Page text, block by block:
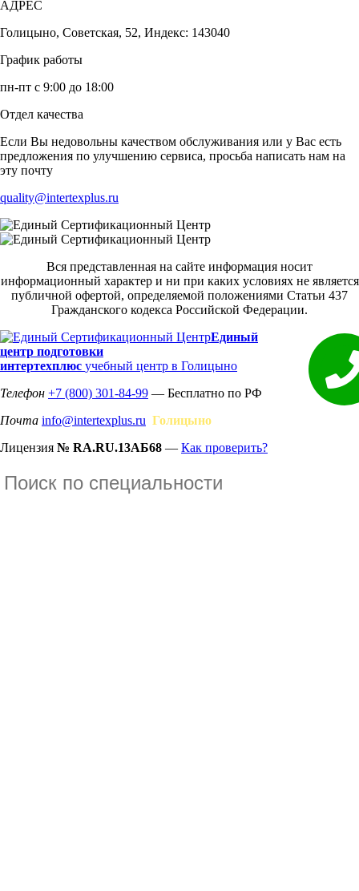
АДРЕС
Голицыно, Советская, 52, Индекс: 143040
График работы
пн-пт с 9:00 до 18:00
Отдел качества
Если Вы недовольны качеством обслуживания или у Вас есть
предложения по улучшению сервиса, просьба написать нам на
эту почту
quality@intertexplus.ru
Вся представленная на сайте информация носит
информационный характер и ни при каких условиях не является
публичной офертой, определяемой положениями Статьи 437
Гражданского кодекса Российской Федерации.
Единый
центр подготовки
интертехплюс учебный центр в Голицыно
Телефон +7 (800) 301-84-99 — Бесплатно по РФ
Почта info@intertexplus.ru Голицыно
Лицензия № RA.RU.13АБ68 — Как проверить?